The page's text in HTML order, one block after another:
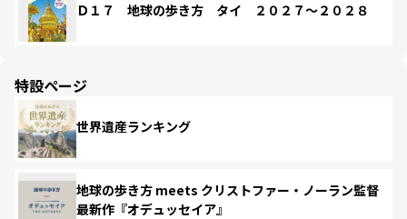
Ｄ１７ 地球の歩き方 タイ ２０２７～２０２８
特設ページ
世界遺産ランキング
地球の歩き方 meets クリストファー・ノーラン監督
最新作『オデュッセイア』